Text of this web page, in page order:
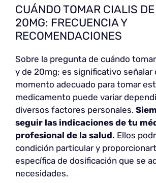
CUÁNDO TOMAR CIALIS
20MG: FRECUENCIA Y
RECOMENDACIONES
Sobre la pregunta de cuándo
y de 20mg; es significativo señalar
momento adecuado para tomar
medicamento puede variar
diversos factores personales.
seguir las indicaciones de tu
profesional de la salud. Ellos
condición particular y
específica de dosificación que se
necesidades.